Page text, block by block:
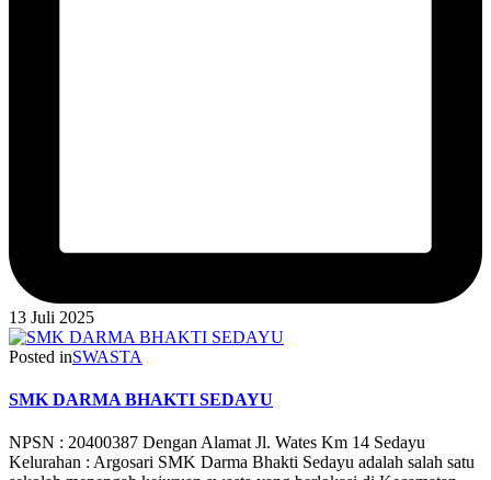
13 Juli 2025
Posted inSWASTA
SMK DARMA BHAKTI SEDAYU
NPSN : 20400387 Dengan Alamat Jl. Wates Km 14 Sedayu
Kelurahan : Argosari SMK Darma Bhakti Sedayu adalah salah satu